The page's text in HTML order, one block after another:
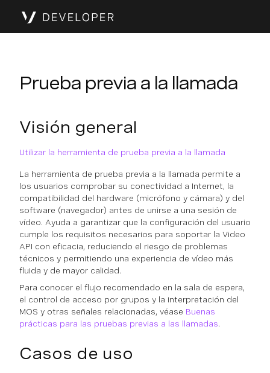
Prueba previa a la llamada
Visión general
Utilizar la herramienta de prueba previa a la llamada
La herramienta de prueba previa a la llamada permite a
los usuarios comprobar su conectividad a Internet, la
compatibilidad del hardware (micrófono y cámara) y del
software (navegador) antes de unirse a una sesión de
vídeo. Ayuda a garantizar que la configuración del usuario
cumple los requisitos necesarios para soportar la Video
API con eficacia, reduciendo el riesgo de problemas
técnicos y permitiendo una experiencia de vídeo más
fluida y de mayor calidad.
Para conocer el flujo recomendado en la sala de espera,
el control de acceso por grupos y la interpretación del
MOS y otras señales relacionadas, véase Buenas
prácticas para las pruebas previas a las llamadas.
Casos de uso